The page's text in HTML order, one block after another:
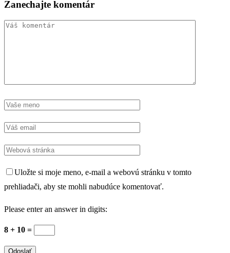
Zanechajte komentár
Uložte si moje meno, e-mail a webovú stránku v tomto
prehliadači, aby ste mohli nabudúce komentovať.
Please enter an answer in digits:
8 + 10 =